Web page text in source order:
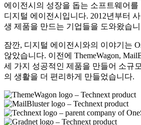
에이전시의 성장을 돕는 소프트웨어를
디지털 에이전시입니다. 2012년부터
생 제품을 만드는 기업들을 도와왔습
잠깐, 디지털 에이전시와의 이야기는
않았습니다. 이전에 ThemeWagon,
세 가지 성공적인 제품을 만들어 소규
의 생활을 더 편리하게 만들었습니다.